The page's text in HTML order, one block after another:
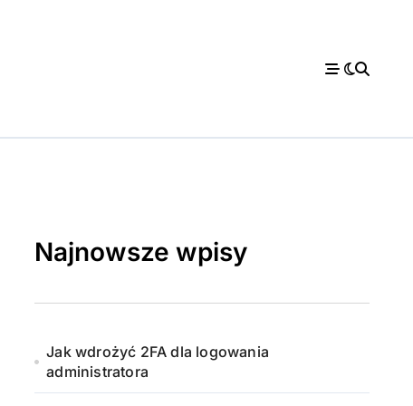
Najnowsze wpisy
Jak wdrożyć 2FA dla logowania
administratora